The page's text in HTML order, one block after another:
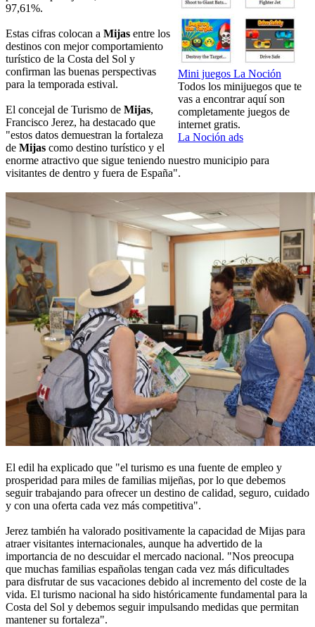
Mini juegos La Noción
Todos los minijuegos que te
vas a encontrar aquí son
completamente juegos de
internet gratis.
La Noción ads
97,61%.
Estas cifras colocan a Mijas entre los
destinos con mejor comportamiento
turístico de la Costa del Sol y
confirman las buenas perspectivas
para la temporada estival.
El concejal de Turismo de Mijas,
Francisco Jerez, ha destacado que
"estos datos demuestran la fortaleza
de Mijas como destino turístico y el
enorme atractivo que sigue teniendo nuestro municipio para
visitantes de dentro y fuera de España".
El edil ha explicado que "el turismo es una fuente de empleo y
prosperidad para miles de familias mijeñas, por lo que debemos
seguir trabajando para ofrecer un destino de calidad, seguro, cuidado
y con una oferta cada vez más competitiva".
Jerez también ha valorado positivamente la capacidad de Mijas para
atraer visitantes internacionales, aunque ha advertido de la
importancia de no descuidar el mercado nacional. "Nos preocupa
que muchas familias españolas tengan cada vez más dificultades
para disfrutar de sus vacaciones debido al incremento del coste de la
vida. El turismo nacional ha sido históricamente fundamental para la
Costa del Sol y debemos seguir impulsando medidas que permitan
mantener su fortaleza".